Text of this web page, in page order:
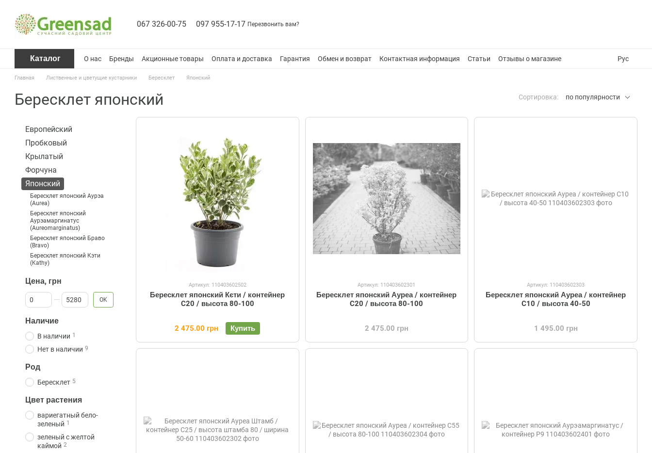
067 326-00-75 097 955-17-17 Перезвонить вам?
Каталог О нас Бренды Акционные товары Оплата и доставка Гарантия Обмен и возврат Контактная информация Статьи Отзывы о магазине Рус
Главная Лиственные и цветущие кустарники Бересклет Японский
Бересклет японский Сортировка: по популярности
Артикул: 110403602502
Бересклет японский Кєти / контейнер
C20 / высота 80-100
2 475.00 грн Купить
Артикул: 110403602301
Бересклет японский Ауреа / контейнер
C20 / высота 80-100
2 475.00 грн
Артикул: 110403602303
Бересклет японский Ауреа / контейнер
C10 / высота 40-50
1 495.00 грн
Европейский
Пробковый
Крылатый
Форчуна
Японский
Бересклет японский Аурэа
(Aurea)
Бересклет японский
Аурэамаргинатус
(Aureomarginatus)
Бересклет японский Браво
(Bravo)
Бересклет японский Кэти
(Kathy)
Цена, грн
От Цена, грн
До Цена, грн OK
Наличие
В наличии 1
Нет в наличии 9
Род
Бересклет 5
Цвет растения
вариегатный бело-
зеленый 1
зеленый с желтой
каймой 2